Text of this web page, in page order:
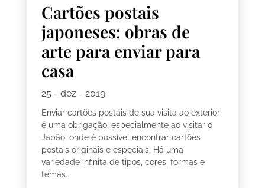
Cartões postais
japoneses: obras de
arte para enviar para
casa
25 - dez - 2019
Enviar cartões postais de sua visita ao exterior
é uma obrigação, especialmente ao visitar o
Japão, onde é possível encontrar cartões
postais originais e especiais. Há uma
variedade infinita de tipos, cores, formas e
temas...